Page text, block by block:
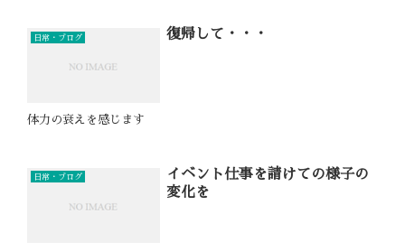
日常・ブログ 復帰して・・・
体力の衰えを感じます
日常・ブログ
イベント仕事を請けての様子の
変化を